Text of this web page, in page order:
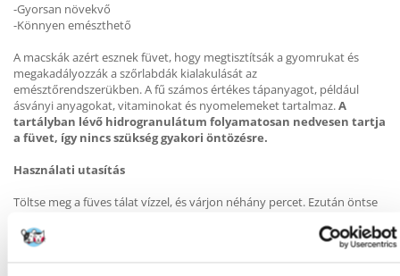
-Gyorsan növekvő
-Könnyen emészthető
A macskák azért esznek füvet, hogy megtisztítsák a gyomrukat és
megakadályozzák a szőrlabdák kialakulását az
emésztőrendszerükben. A fű számos értékes tápanyagot, például
ásványi anyagokat, vitaminokat és nyomelemeket tartalmaz.A
tartályban lévő hidrogranulátum folyamatosan nedvesen tartja
a füvet, így nincs szükség gyakori öntözésre.
Használati utasítás
Töltse meg a füves tálat vízzel, és várjon néhány percet. Ezután öntse
hidrogranulátumokban van.
Most helyezze a tálat világos és meleg helyre (pl. ablakpárkányra).